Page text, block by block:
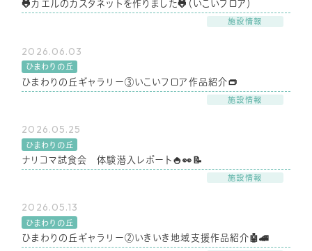
🐸カエルのカスタネットを作りました🐸（いこいフロア）
施設情報
2026.06.03
ひまわりの丘
ひまわりの丘ギャラリー③いこいフロア作品紹介👝
施設情報
2026.05.25
ひまわりの丘
ナリコマ試食会 体験潜入レポート🍚👀📝
施設情報
2026.05.13
ひまわりの丘
ひまわりの丘ギャラリー②いきいき地域支援作品紹介🤖🚄